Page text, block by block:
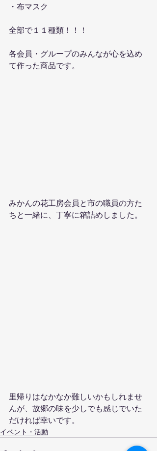
・布マスク
全部で１１種類！！！
各会員・グループのみんなが心を込め
て作った商品です。
みかんの花工房会員と市の職員の方た
ちと一緒に、丁寧に箱詰めしました。
里帰りはなかなか難しいかもしれませ
んが、故郷の味を少しでも感じでいた
だければ幸いです。
イベント・活動